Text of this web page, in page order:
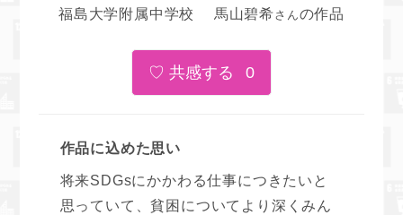
福島大学附属中学校 馬山碧希さんの作品
0
作品に込めた思い
将来SDGsにかかわる仕事につきたいと
思っていて、貧困についてより深くみん